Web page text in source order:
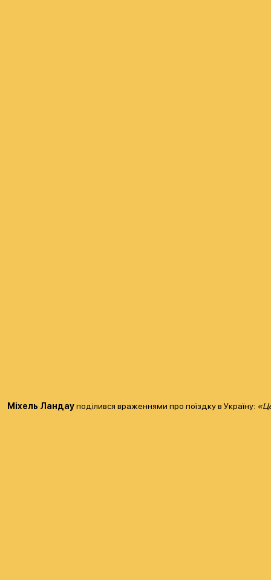
Міхель Ландауподілився враженнями про поїздку в Україну: